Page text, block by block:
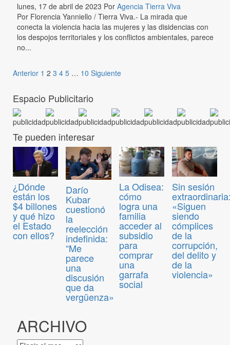
lunes, 17 de abril de 2023 Por Agencia Tierra Viva
Por Florencia Yanniello / Tierra Viva.- La mirada que
conecta la violencia hacia las mujeres y las disidencias con
los despojos territoriales y los conflictos ambientales, parece
no...
Anterior 1 2 3 4 5 … 10 Siguiente
Espacio Publicitario
Te pueden interesar
¿Dónde
están los
$4 billones
y qué hizo
el Estado
con ellos?
Darío
Kubar
cuestionó
la
reelección
indefinida:
“Me
parece
una
discusión
que da
vergüenza»
La Odisea:
cómo
logra una
familia
acceder al
subsidio
para
comprar
una
garrafa
social
Sin sesión
«Siguen
siendo
cómplices
de la
corrupción,
del delito y
de la
violencia»
ARCHIVO